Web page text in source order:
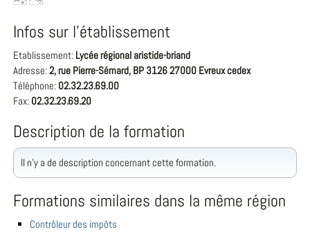
Infos sur l'établissement
Etablissement: Lycée régional aristide-briand
Adresse:2, rue Pierre-Sémard, BP 3126 27000 Evreux cedex
Téléphone: 02.32.23.69.00
Fax: 02.32.23.69.20
Description de la formation
Il n'y a de description concernant cette formation.
Formations similaires dans la même région
Contrôleur des impôts